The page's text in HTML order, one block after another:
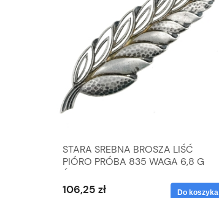
STARA SREBNA BROSZA LIŚĆ
PIÓRO PRÓBA 835 WAGA 6,8 G
ŚLICZNA
106,25 zł Do koszyka